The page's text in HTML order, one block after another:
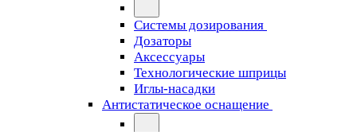
Системы дозирования
Дозаторы
Аксессуары
Технологические шприцы
Иглы-насадки
Антистатическое оснащение